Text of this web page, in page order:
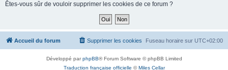
Êtes-vous sûr de vouloir supprimer les cookies de ce forum ?
Accueil du forum Fuseau horaire sur UTC+02:00
Supprimer les cookies
Développé parphpBB® Forum Software © phpBB Limited
Traduction française officielle ©Miles Cellar